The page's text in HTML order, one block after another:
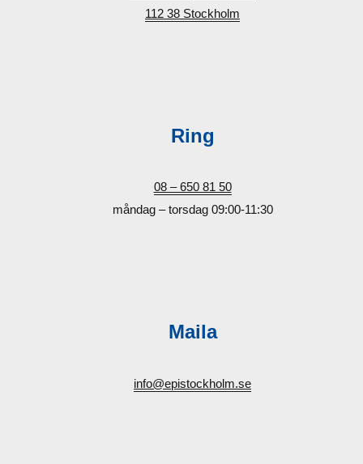
112 38 Stockholm
Ring
08 – 650 81 50
måndag – torsdag 09:00-11:30
Maila
info@epistockholm.se